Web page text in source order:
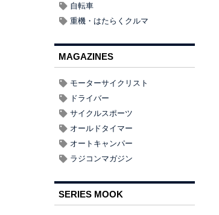
自転車
重機・はたらくクルマ
MAGAZINES
モーターサイクリスト
ドライバー
サイクルスポーツ
オールドタイマー
オートキャンパー
ラジコンマガジン
SERIES MOOK